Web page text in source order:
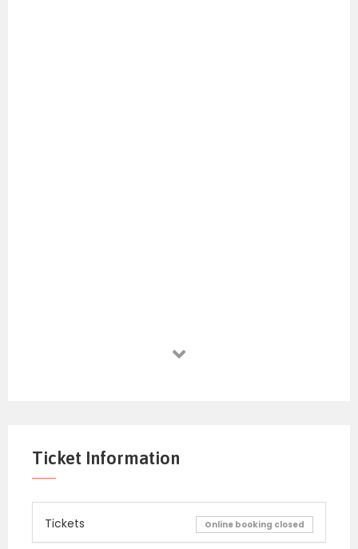
Ticket Information
Tickets Online booking closed